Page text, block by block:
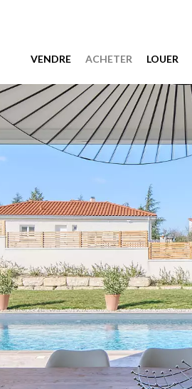
VENDRE ACHETER LOUER